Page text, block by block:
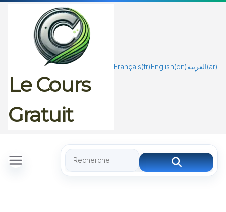
Le Cours
Gratuit
Français(fr)English(en)العربية(ar)